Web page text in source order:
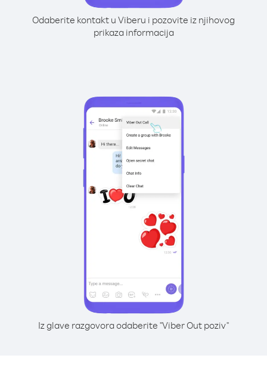
Odaberite kontakt u Viberu i pozovite iz njihovog
prikaza informacija
Iz glave razgovora odaberite "Viber Out poziv"